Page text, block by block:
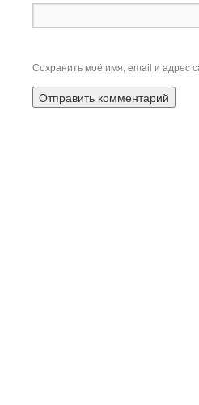
Сохранить моё имя, email и адрес